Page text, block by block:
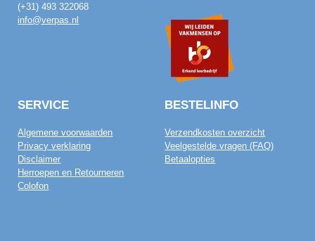
(+31) 493 322068
info@verpas.nl
SERVICE
Algemene voorwaarden
Privacy verklaring
Disclaimer
Herroepen en Retourneren
Colofon
BESTELINFO
Verzendkosten overzicht
Veelgestelde vragen (FAQ)
Betaalopties